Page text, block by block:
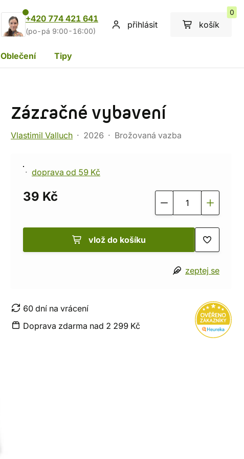
+420 774 421 641
(po-pá 9:00-16:00)
přihlásit košík
0
Oblečení Tipy
Zázračné vybavení
Vlastimil Valluch 2026 Brožovaná vazba
doprava od 59 Kč
39 Kč
vlož do košíku
zeptej se
60 dní na vrácení
Doprava zdarma nad 2 299 Kč